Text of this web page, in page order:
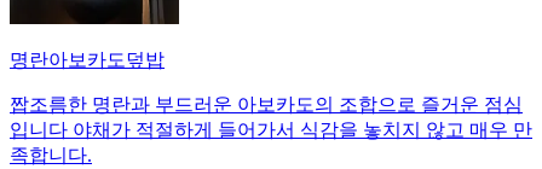
명란아보카도덮밥
짭조름한 명란과 부드러운 아보카도의 조합으로 즐거운 점심
입니다 야채가 적절하게 들어가서 식감을 놓치지 않고 매우 만
족합니다.